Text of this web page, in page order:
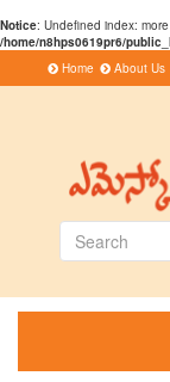
Notice: Undefined index:
/home/n8hps0619pr6/
Home
About Us